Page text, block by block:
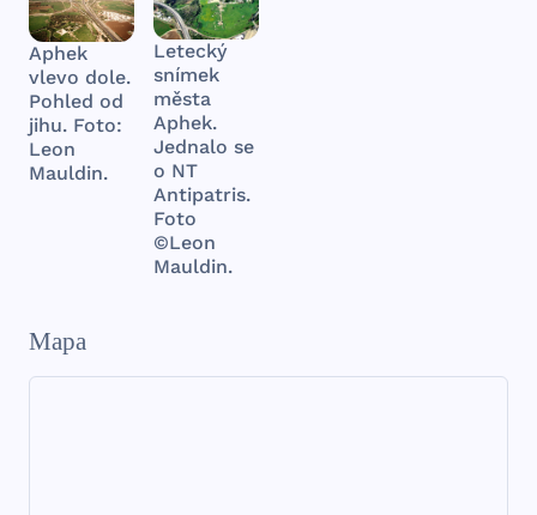
Aphek
vlevo dole.
Pohled od
jihu. Foto:
Leon
Mauldin.
Letecký
snímek
města
Aphek.
Jednalo se
o NT
Antipatris.
Foto
©Leon
Mauldin.
Mapa